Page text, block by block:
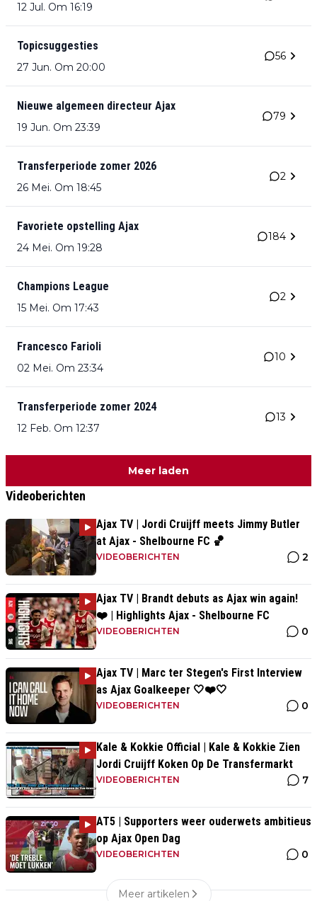
12 Jul. Om 16:19
Topicsuggesties
27 Jun. Om 20:00
56
Nieuwe algemeen directeur Ajax
19 Jun. Om 23:39
79
Transferperiode zomer 2026
26 Mei. Om 18:45
2
Favoriete opstelling Ajax
24 Mei. Om 19:28
184
Champions League
15 Mei. Om 17:43
2
Francesco Farioli
02 Mei. Om 23:34
10
Transferperiode zomer 2024
12 Feb. Om 12:37
13
Meer laden
Videoberichten
Ajax TV | Jordi Cruijff meets Jimmy Butler
at Ajax - Shelbourne FC 🏀
VIDEOBERICHTEN 2
Ajax TV | Brandt debuts as Ajax win again!
❤️ | Highlights Ajax - Shelbourne FC
VIDEOBERICHTEN 0
Ajax TV | Marc ter Stegen's First Interview
as Ajax Goalkeeper 🤍❤️🤍
VIDEOBERICHTEN 0
Kale & Kokkie Official | Kale & Kokkie Zien
Jordi Cruijff Koken Op De Transfermarkt
VIDEOBERICHTEN 7
AT5 | Supporters weer ouderwets ambitieus
op Ajax Open Dag
VIDEOBERICHTEN 0
Meer artikelen